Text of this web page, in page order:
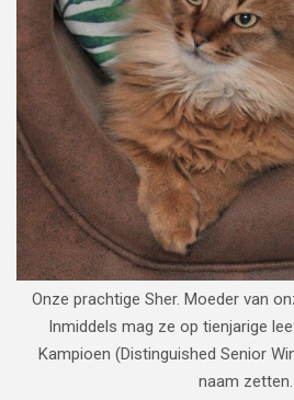
Onze prachtige Sher. Moeder van
Inmiddels mag ze op tienjarige
Kampioen (Distinguished Senior
naam zetten.